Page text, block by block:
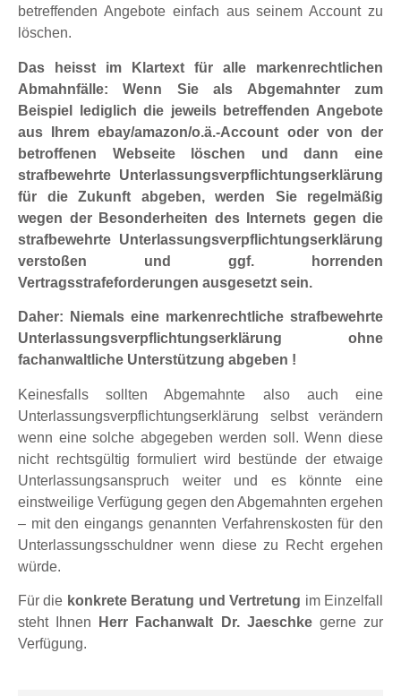
betreffenden Angebote einfach aus seinem Account zu
löschen.
Das heisst im Klartext für alle markenrechtlichen
Abmahnfälle: Wenn Sie als Abgemahnter zum
Beispiel lediglich die jeweils betreffenden Angebote
aus Ihrem ebay/amazon/o.ä.-Account oder von der
betroffenen Webseite löschen und dann eine
strafbewehrte Unterlassungsverpflichtungserklärung
für die Zukunft abgeben, werden Sie regelmäßig
wegen der Besonderheiten des Internets gegen die
strafbewehrte Unterlassungsverpflichtungserklärung
verstoßen und ggf. horrenden
Vertragsstrafeforderungen ausgesetzt sein.
Daher: Niemals eine markenrechtliche strafbewehrte
Unterlassungsverpflichtungserklärung ohne
fachanwaltliche Unterstützung abgeben !
Keinesfalls sollten Abgemahnte also auch eine
Unterlassungsverpflichtungserklärung selbst verändern
wenn eine solche abgegeben werden soll. Wenn diese
nicht rechtsgültig formuliert wird bestünde der etwaige
Unterlassungsanspruch weiter und es könnte eine
einstweilige Verfügung gegen den Abgemahnten ergehen
– mit den eingangs genannten Verfahrenskosten für den
Unterlassungsschuldner wenn diese zu Recht ergehen
würde.
Für die konkrete Beratung und Vertretung im Einzelfall
steht Ihnen
Herr Fachanwalt Dr. Jaeschkegerne zur
Verfügung.